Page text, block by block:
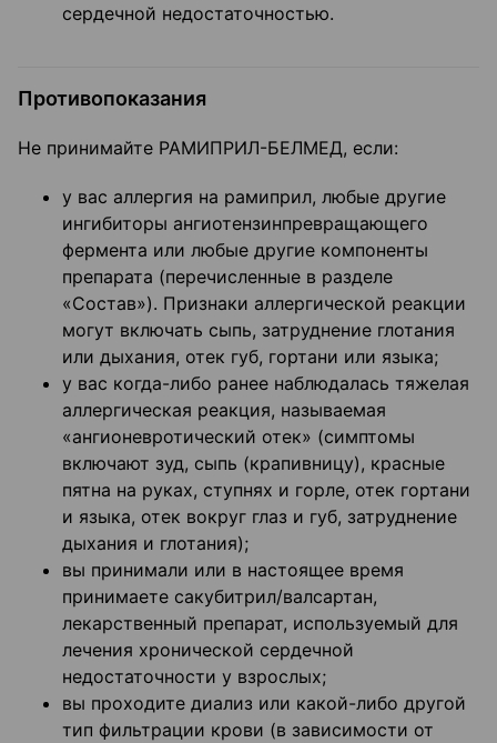
сердечной недостаточностью.
Противопоказания
Не принимайте РАМИПРИЛ-БЕЛМЕД, если:
у вас аллергия на рамиприл, любые другие
ингибиторы ангиотензин­превращающего
фермента или любые другие компоненты
препарата (перечисленные в разделе
«Состав»). Признаки аллергической реакции
могут включать сыпь, затруднение глотания
или дыхания, отек губ, гортани или языка;
у вас когда-либо ранее наблюдалась тяжелая
аллергическая реакция, называемая
«ангионевротический отек» (симптомы
включают зуд, сыпь (крапивницу), красные
пятна на руках, ступнях и горле, отек гортани
и языка, отек вокруг глаз и губ, затруднение
дыхания и глотания);
вы принимали или в настоящее время
принимаете сакубитрил/валсартан,
лекарственный препарат, используемый для
лечения хронической сердечной
недостаточности у взрослых;
вы проходите диализ или какой-либо другой
тип фильтрации крови (в зависимости от